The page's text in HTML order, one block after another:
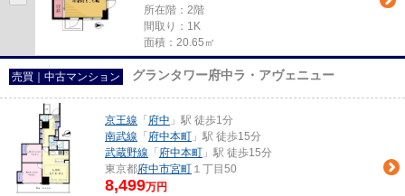
所在階：2階
間取り：1K
面積：20.65㎡
売買｜中古マンション グランタワー府中ラ・アヴェニュー
京王線 「 府中 」駅 徒歩1分
南武線 「 府中本町 」駅 徒歩15分
武蔵野線 「 府中本町 」駅 徒歩15分
東京都府中市宮町 １丁目50
8,499万円